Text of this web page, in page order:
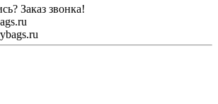
Заказ звонка!